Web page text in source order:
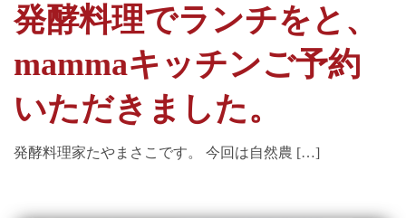
発酵料理でランチをと、
mammaキッチンご予約
いただきました。
発酵料理家たやまさこです。 今回は自然農 […]